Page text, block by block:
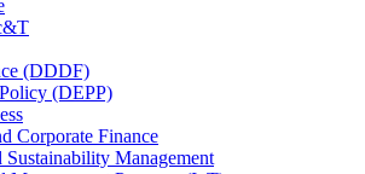
(DDDF)
(DEPP)
Corporate Finance
Management